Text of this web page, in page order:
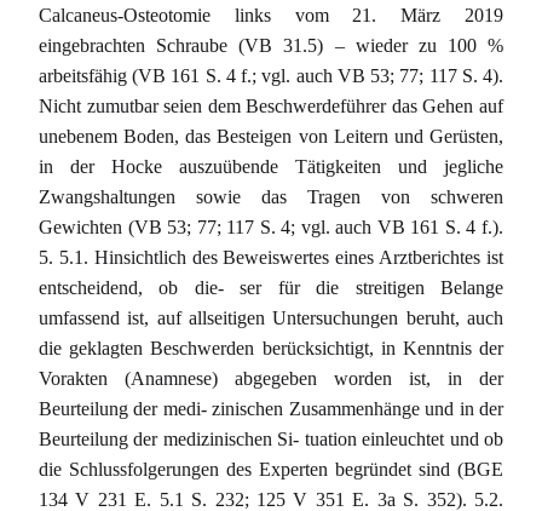
Calcaneus-Osteotomie links vom 21. März 2019
eingebrachten Schraube (VB 31.5) – wieder zu 100 %
arbeitsfähig (VB 161 S. 4 f.; vgl. auch VB 53; 77; 117 S. 4).
Nicht zumutbar seien dem Beschwerdeführer das Gehen auf
unebenem Boden, das Besteigen von Leitern und Gerüsten,
in der Hocke auszuübende Tätigkeiten und jegliche
Zwangshaltungen sowie das Tragen von schweren
Gewichten (VB 53; 77; 117 S. 4; vgl. auch VB 161 S. 4 f.).
5. 5.1. Hinsichtlich des Beweiswertes eines Arztberichtes ist
entscheidend, ob die- ser für die streitigen Belange
umfassend ist, auf allseitigen Untersuchungen beruht, auch
die geklagten Beschwerden berücksichtigt, in Kenntnis der
Vorakten (Anamnese) abgegeben worden ist, in der
Beurteilung der medi- zinischen Zusammenhänge und in der
Beurteilung der medizinischen Si- tuation einleuchtet und ob
die Schlussfolgerungen des Experten begründet sind (BGE
134 V 231 E. 5.1 S. 232; 125 V 351 E. 3a S. 352). 5.2.